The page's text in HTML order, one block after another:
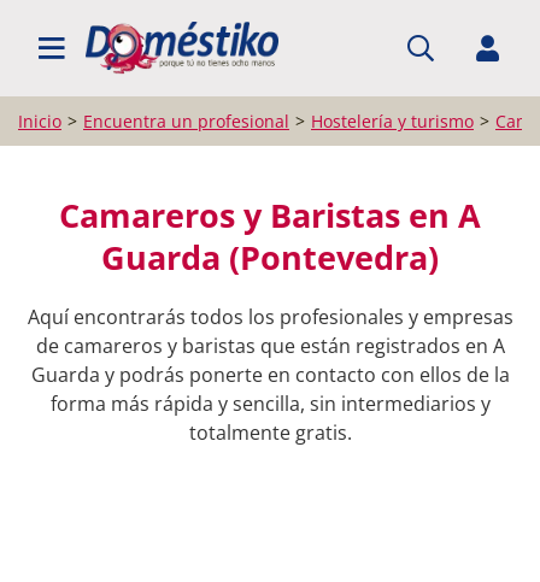
BUSCAR PROFESIONALES
Inicio Encuentra un profesional Hostelería y turismo
Camareros y Baristas en A
Guarda (Pontevedra)
Aquí encontrarás todos los profesionales y empresas
de camareros y baristas que están registrados en A
Guarda y podrás ponerte en contacto con ellos de la
forma más rápida y sencilla, sin intermediarios y
totalmente gratis.